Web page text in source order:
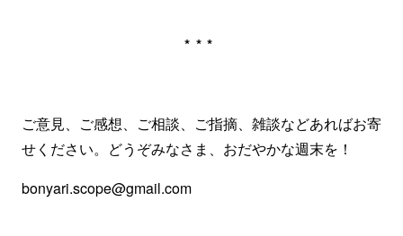
***
ご意見、ご感想、ご相談、ご指摘、雑談などあればお寄
せください。どうぞみなさま、おだやかな週末を！
bonyari.scope@gmail.com